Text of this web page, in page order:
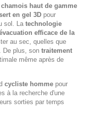
chamois haut de gamme
en gel 3D pour
sol. La technologie
efficace de la
au sec, quelles que
De plus, son traitement
même après de
cycliste homme pour
à la recherche d'une
sorties par temps